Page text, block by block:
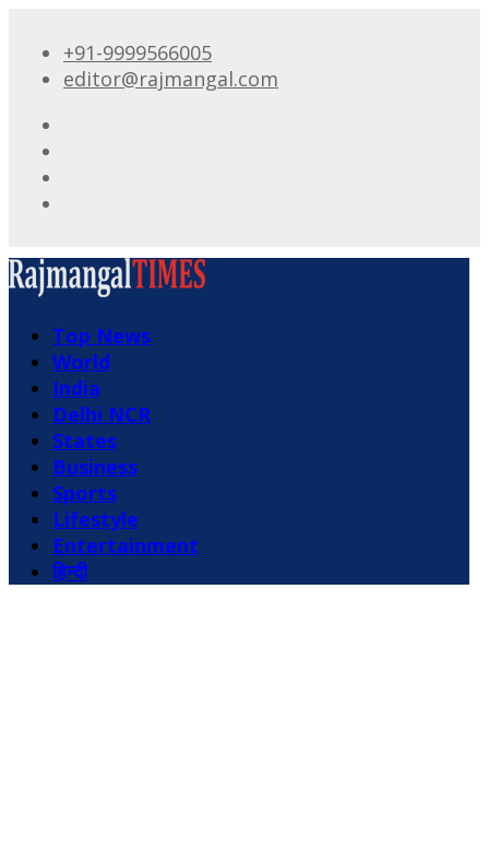
+91-9999566005
editor@rajmangal.com
Top News
World
India
Delhi NCR
States
Business
Sports
Lifestyle
Entertainment
हिन्दी